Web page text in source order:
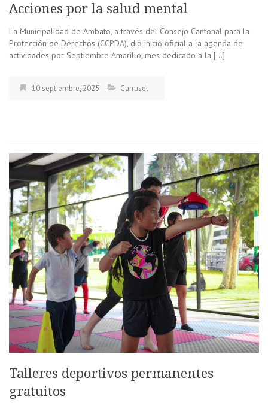
Acciones por la salud mental
La Municipalidad de Ambato, a través del Consejo Cantonal para la
Protección de Derechos (CCPDA), dio inicio oficial a la agenda de
actividades por Septiembre Amarillo, mes dedicado a la […]
10 septiembre, 2025 Carrusel
Talleres deportivos permanentes
gratuitos